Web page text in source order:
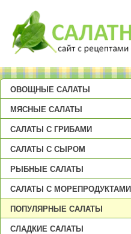
ОВОЩНЫЕ САЛАТЫ
МЯСНЫЕ САЛАТЫ
САЛАТЫ С ГРИБАМИ
САЛАТЫ С СЫРОМ
РЫБНЫЕ САЛАТЫ
САЛАТЫ С МОРЕПРОДУКТАМИ
ПОПУЛЯРНЫЕ САЛАТЫ
СЛАДКИЕ САЛАТЫ